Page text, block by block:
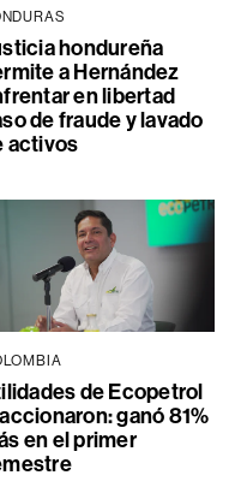
hondureña
a Hernández
en libertad
de fraude y lavado
activos
de Ecopetrol
ganó 81%
en el primer